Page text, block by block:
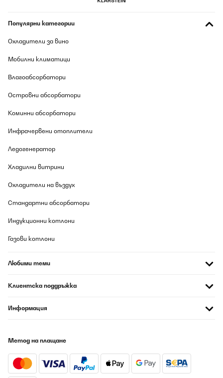
Eindruck! Gerne wieder
Aufbau war einfach und gut erklärt – auch allein machbar. Das
Amazon-Benutzer
War schnell zusammengebaut. Der Aufbau ergibt sich von selbst.
Amazon-Benutzer
Популярни категории
Охладители за вино
Мобилни климатици
Влагоабсорбатори
Островни абсорбатори
Коминни абсорбатори
Инфрачервени отоплители
Ледогенератор
Хладилни витрини
Охладители на въздух
Стандартни абсорбатори
Индукционни котлони
Газови котлони
Любими теми
Клиентска поддръжка
Информация
Метод на плащане